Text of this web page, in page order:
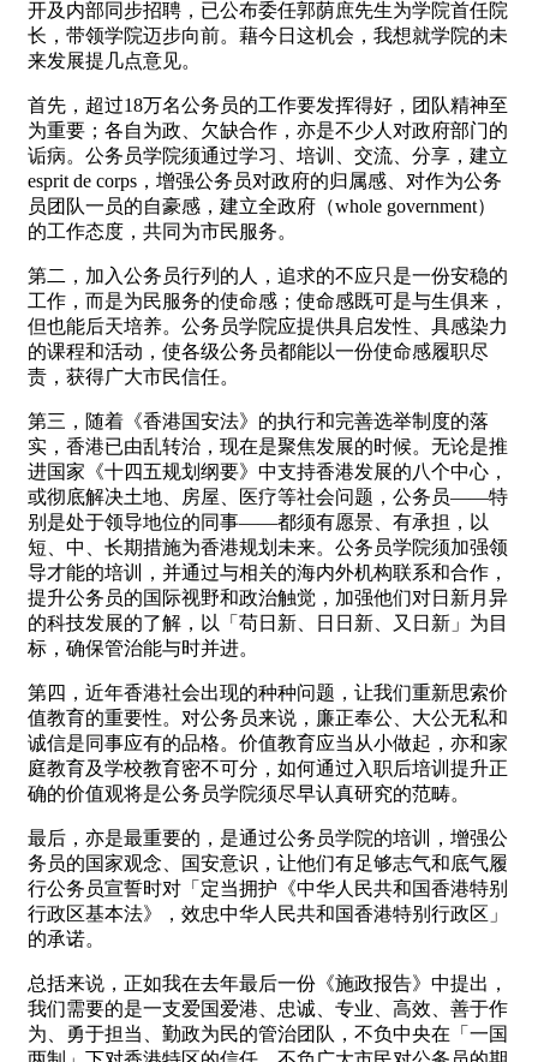
开及内部同步招聘，已公布委任郭荫庶先生为学院首任院
长，带领学院迈步向前。藉今日这机会，我想就学院的未
来发展提几点意见。
首先，超过18万名公务员的工作要发挥得好，团队精神至
为重要；各自为政、欠缺合作，亦是不少人对政府部门的
诟病。公务员学院须通过学习、培训、交流、分享，建立
esprit de corps，增强公务员对政府的归属感、对作为公务
员团队一员的自豪感，建立全政府（whole government）
的工作态度，共同为市民服务。
第二，加入公务员行列的人，追求的不应只是一份安稳的
工作，而是为民服务的使命感；使命感既可是与生俱来，
但也能后天培养。公务员学院应提供具启发性、具感染力
的课程和活动，使各级公务员都能以一份使命感履职尽
责，获得广大市民信任。
第三，随着《香港国安法》的执行和完善选举制度的落
实，香港已由乱转治，现在是聚焦发展的时候。无论是推
进国家《十四五规划纲要》中支持香港发展的八个中心，
或彻底解决土地、房屋、医疗等社会问题，公务员——特
别是处于领导地位的同事——都须有愿景、有承担，以
短、中、长期措施为香港规划未来。公务员学院须加强领
导才能的培训，并通过与相关的海内外机构联系和合作，
提升公务员的国际视野和政治触觉，加强他们对日新月异
的科技发展的了解，以「苟日新、日日新、又日新」为目
标，确保管治能与时并进。
第四，近年香港社会出现的种种问题，让我们重新思索价
值教育的重要性。对公务员来说，廉正奉公、大公无私和
诚信是同事应有的品格。价值教育应当从小做起，亦和家
庭教育及学校教育密不可分，如何通过入职后培训提升正
确的价值观将是公务员学院须尽早认真研究的范畴。
最后，亦是最重要的，是通过公务员学院的培训，增强公
务员的国家观念、国安意识，让他们有足够志气和底气履
行公务员宣誓时对「定当拥护《中华人民共和国香港特别
行政区基本法》，效忠中华人民共和国香港特别行政区」
的承诺。
总括来说，正如我在去年最后一份《施政报告》中提出，
我们需要的是一支爱国爱港、忠诚、专业、高效、善于作
为、勇于担当、勤政为民的管治团队，不负中央在「一国